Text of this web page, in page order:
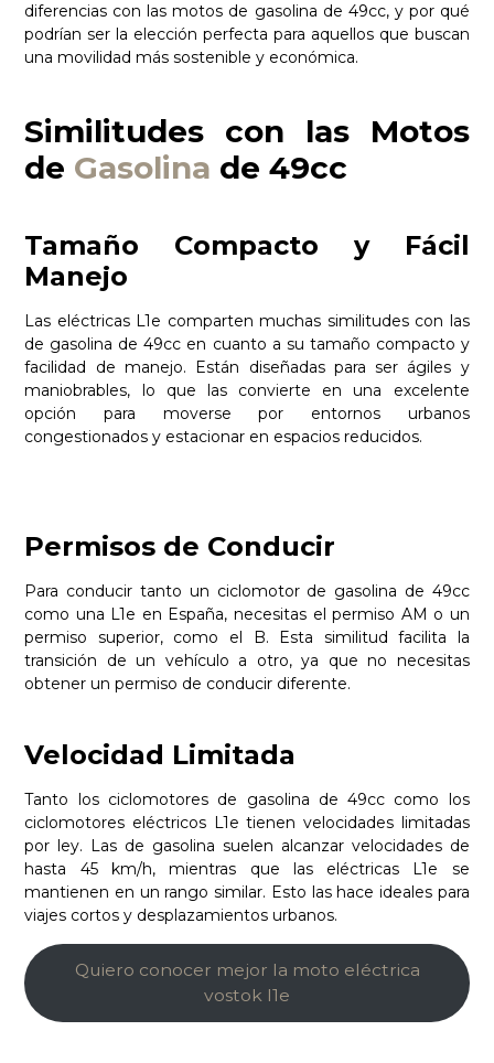
diferencias con las motos de gasolina de 49cc, y por qué
podrían ser la elección perfecta para aquellos que buscan
una movilidad más sostenible y económica.
Similitudes con las Motos
de Gasolina de 49cc
Tamaño Compacto y Fácil
Manejo
Las eléctricas L1e comparten muchas similitudes con las
de gasolina de 49cc en cuanto a su tamaño compacto y
facilidad de manejo. Están diseñadas para ser ágiles y
maniobrables, lo que las convierte en una excelente
opción para moverse por entornos urbanos
congestionados y estacionar en espacios reducidos.
Permisos de Conducir
Para conducir tanto un ciclomotor de gasolina de 49cc
como una L1e en España, necesitas el permiso AM o un
permiso superior, como el B. Esta similitud facilita la
transición de un vehículo a otro, ya que no necesitas
obtener un permiso de conducir diferente.
Velocidad Limitada
Tanto los ciclomotores de gasolina de 49cc como los
ciclomotores eléctricos L1e tienen velocidades limitadas
por ley. Las de gasolina suelen alcanzar velocidades de
hasta 45 km/h, mientras que las eléctricas L1e se
mantienen en un rango similar. Esto las hace ideales para
viajes cortos y desplazamientos urbanos.
Quiero conocer mejor la moto eléctrica
vostok l1e